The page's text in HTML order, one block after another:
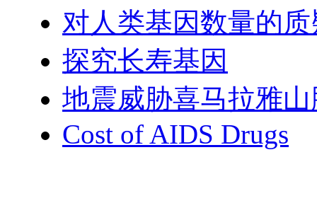
对人类基因数量的质
探究长寿基因
地震威胁喜马拉雅
Cost of AIDS Drugs